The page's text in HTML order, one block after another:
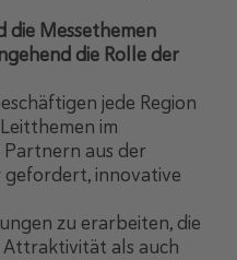
die Messethemen
die Rolle der
jede Region
im
aus der
gefordert, innovative
zu erarbeiten, die
als auch